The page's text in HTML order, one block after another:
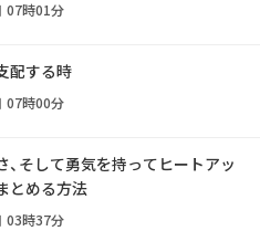
07時01分
配する時
07時00分
、そして勇気を持ってヒートアッ
とめる方法
03時37分